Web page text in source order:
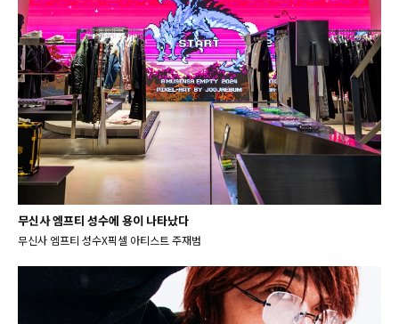
무신사 엠프티 성수에 용이 나타났다
무신사 엠프티 성수X픽셀 아티스트 주재범